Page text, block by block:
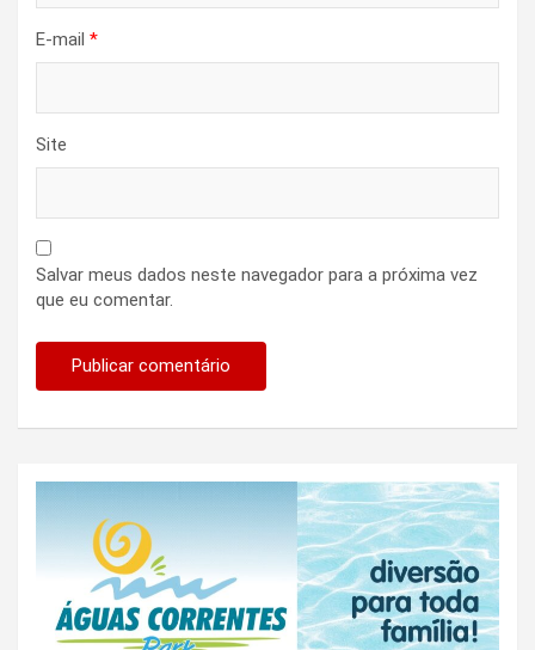
E-mail *
Site
Salvar meus dados neste navegador para a próxima vez
que eu comentar.